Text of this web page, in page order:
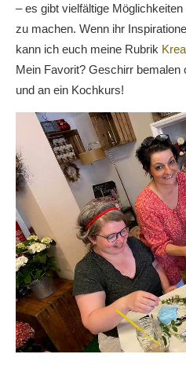
– es gibt vielfältige
zu machen. Wenn ihr
kann ich euch meine Rubrik
Mein Favorit? Geschirr bemalen
und an ein Kochkurs!